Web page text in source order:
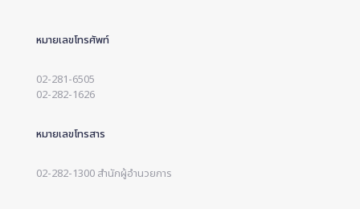
หมายเลขโทรศัพท์
02-281-6505
02-282-1626
หมายเลขโทรสาร
02-282-1300 สำนักผู้อำนวยการ